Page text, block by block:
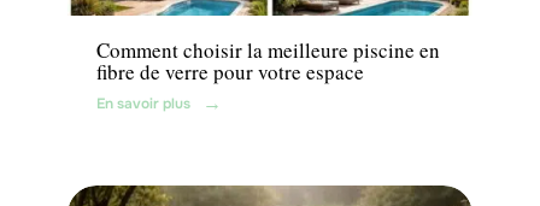
Comment choisir la meilleure piscine en
fibre de verre pour votre espace
En savoir plus